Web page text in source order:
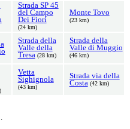
Strada SP 45
del Campo
Dei Fiori
(24 km)
Monte Tovo
(23 km)
Strada della
Valle della
Tresa (28 km)
Strada della
Valle di Muggio
(46 km)
Vetta
Sighignola
(43 km)
Strada via della
Costa (42 km)
.